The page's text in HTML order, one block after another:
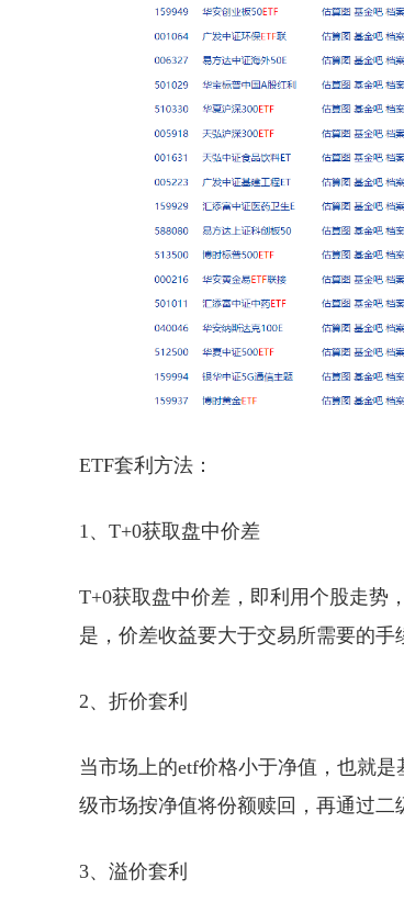
ETF套利方法：
1、T+0获取盘中价差
T+0获取盘中价差，即利用个股走势
是，价差收益要大于交易所需要的手
2、折价套利
当市场上的etf价格小于净值，也就
级市场按净值将份额赎回，再通过二
3、溢价套利